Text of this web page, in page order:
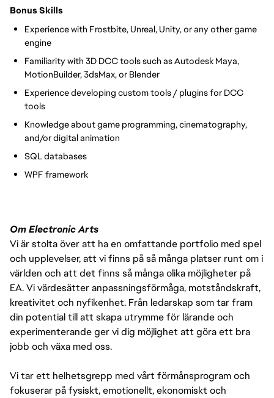
Bonus Skills
Experience with Frostbite, Unreal, Unity, or any other game
engine
Familiarity with 3D DCC tools such as Autodesk Maya,
MotionBuilder, 3dsMax, or Blender
Experience developing custom tools / plugins for DCC
tools
Knowledge about game programming, cinematography,
and/or digital animation
SQL databases
WPF framework
Om Electronic Arts
Vi är stolta över att ha en omfattande portfolio med spel
och upplevelser, att vi finns på så många platser runt om i
världen och att det finns så många olika möjligheter på
EA. Vi värdesätter anpassningsförmåga, motståndskraft,
kreativitet och nyfikenhet. Från ledarskap som tar fram
din potential till att skapa utrymme för lärande och
experimenterande ger vi dig möjlighet att göra ett bra
jobb och växa med oss.
Vi tar ett helhetsgrepp med vårt förmånsprogram och
fokuserar på fysiskt, emotionellt, ekonomiskt och